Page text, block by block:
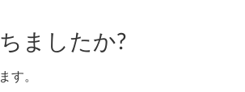
ましたか?
す。